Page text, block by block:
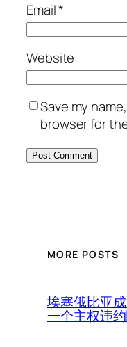
Email*
Website
Save my
browser for
MORE POSTS
埃塞俄比亚
一个主权违